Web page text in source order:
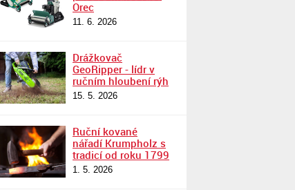
Orec
11. 6. 2026
Drážkovač
GeoRipper - lídr v
ručním hloubení rýh
15. 5. 2026
Ruční kované
nářadí Krumpholz s
tradicí od roku 1799
1. 5. 2026